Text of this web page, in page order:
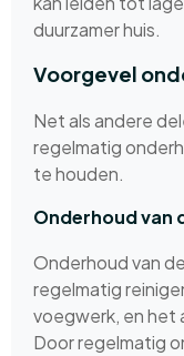
duurzamer huis.
Voorgevel
Net als andere
regelmatig
te houden.
Onderhoud van
Onderhoud van
regelmatig
voegwerk, en het
Door regelmatig